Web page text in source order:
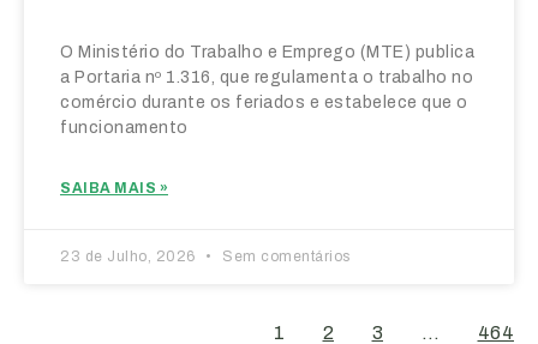
O Ministério do Trabalho e Emprego (MTE) publica
a Portaria nº 1.316, que regulamenta o trabalho no
comércio durante os feriados e estabelece que o
funcionamento
SAIBA MAIS »
23 de Julho, 2026 Sem comentários
1 2 3 … 464